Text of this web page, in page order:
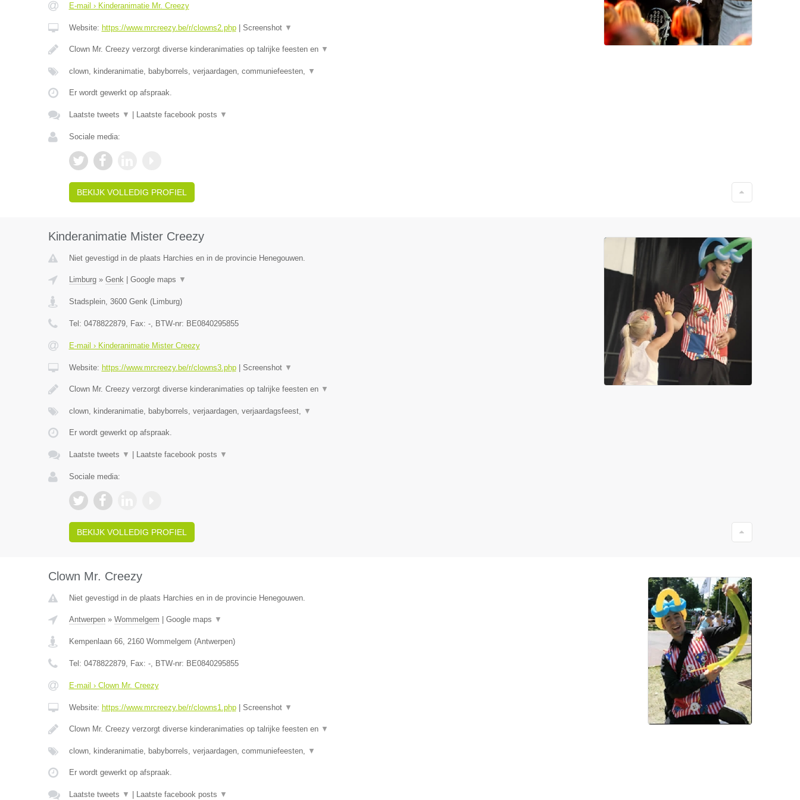
E-mail › Kinderanimatie Mr. Creezy
Website: https://www.mrcreezy.be/r/clowns2.php| Screenshot ▼
Clown Mr. Creezy verzorgt diverse kinderanimaties op talrijke feesten en ▼
clown, kinderanimatie, babyborrels, verjaardagen, communiefeesten, ▼
Er wordt gewerkt op afspraak.
Laatste tweets ▼ Laatste facebook posts ▼
Sociale media:
BEKIJK VOLLEDIG PROFIEL
Kinderanimatie Mister Creezy
Niet gevestigd in de plaats Harchies en in de provincie Henegouwen.
Limburg» Genk| Google maps ▼
Stadsplein, 3600 Genk(Limburg)
Tel: 0478822879, Fax: -, BTW-nr: BE0840295855
E-mail › Kinderanimatie Mister Creezy
Website: https://www.mrcreezy.be/r/clowns3.php| Screenshot ▼
Clown Mr. Creezy verzorgt diverse kinderanimaties op talrijke feesten en ▼
clown, kinderanimatie, babyborrels, verjaardagen, verjaardagsfeest, ▼
Er wordt gewerkt op afspraak.
Laatste tweets ▼ Laatste facebook posts ▼
Sociale media:
BEKIJK VOLLEDIG PROFIEL
Clown Mr. Creezy
Niet gevestigd in de plaats Harchies en in de provincie Henegouwen.
Antwerpen» Wommelgem Google maps ▼
Kempenlaan 66, 2160 Wommelgem (Antwerpen)
Tel: 0478822879, Fax: -, BTW-nr: BE0840295855
E-mail › Clown Mr. Creezy
Website: https://www.mrcreezy.be/r/clowns1.php| Screenshot ▼
Clown Mr. Creezy verzorgt diverse kinderanimaties op talrijke feesten en ▼
clown, kinderanimatie, babyborrels, verjaardagen, communiefeesten, ▼
Er wordt gewerkt op afspraak.
Laatste tweets ▼ Laatste facebook posts ▼